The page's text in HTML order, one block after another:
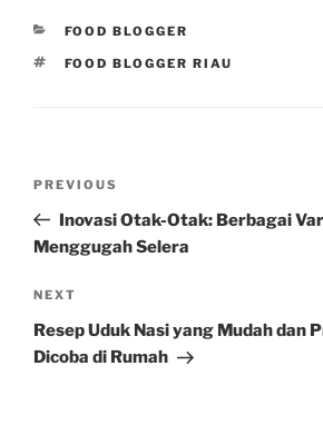
CATEGORIES
FOOD BLOGGER
TAGS
FOOD BLOGGER RIAU
Previous
Post
PREVIOUS
Inovasi Otak-Otak: Berbagai
Menggugah Selera
Next
Post
NEXT
Resep Uduk Nasi yang Mudah dan
Dicoba di Rumah